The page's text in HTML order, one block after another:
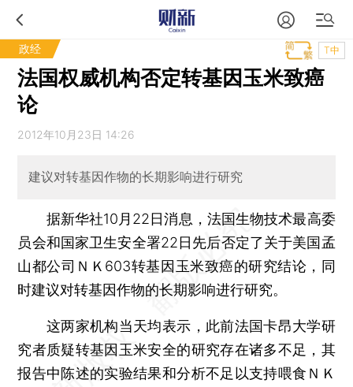
政经 T中
法国权威机构否定转基因玉米致癌
论
2012年10月23日 14:26
建议对转基因作物的长期影响进行研究
据新华社10月22日消息，法国生物技术最高委
员会和国家卫生安全署22日先后否定了关于美国孟
山都公司ＮＫ603转基因玉米致癌的研究结论，同
时建议对转基因作物的长期影响进行研究。
这两家机构当天均表示，此前法国卡昂大学研
究者质疑转基因玉米安全的研究存在诸多不足，其
报告中陈述的实验结果和分析不足以支持喂食ＮＫ